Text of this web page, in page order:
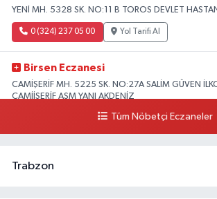
YENİ MH. 5328 SK. NO:11 B TOROS DEVLET
0 (324) 237 05 00 Yol Tarifi Al
Birsen Eczanesi
CAMİŞERİF MH. 5225 SK. NO:27A SALİM GÜVEN
CAMİİŞERİF ASM YANI AKDENİZ
Yol Tarifi Al
Tüm Nöbetçi Eczaneler
Trabzon